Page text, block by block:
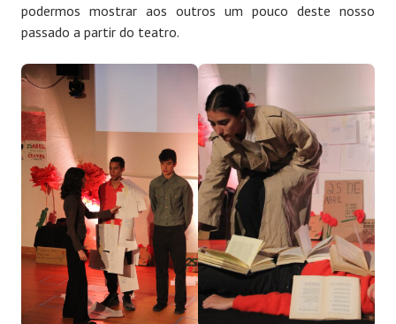
podermos mostrar aos outros um pouco deste nosso
passado a partir do teatro.